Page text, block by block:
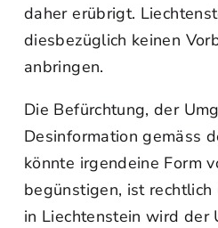
daher erübrigt.
diesbezüglich keinen
anbringen.
Die Befürchtung, der
Desinformation gemäss
könnte irgendeine Form
begünstigen, ist
in Liechtenstein wird der